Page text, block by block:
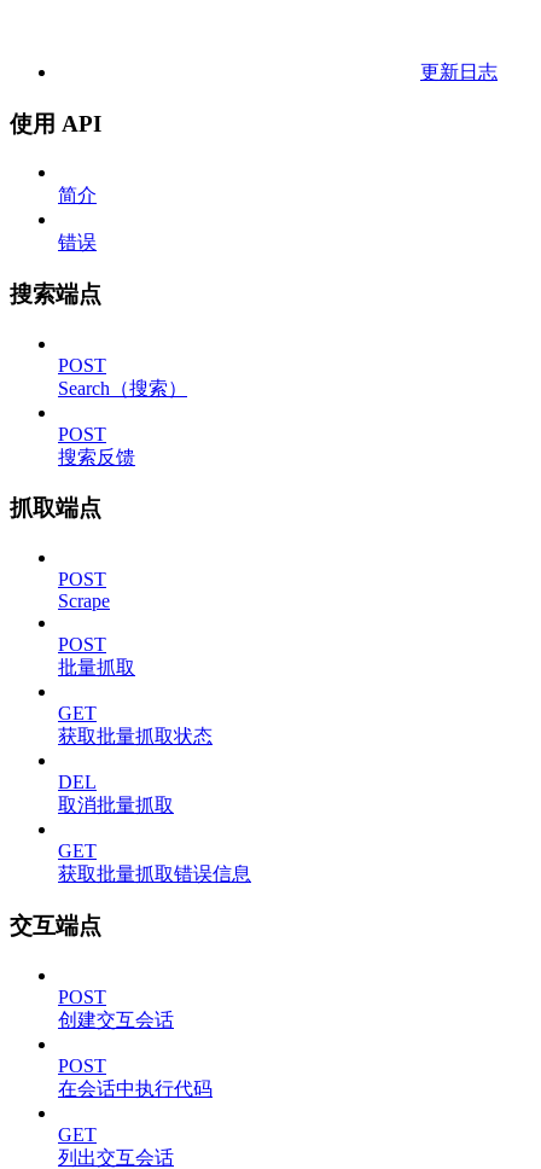
更新日志
使用 API
简介
错误
搜索端点
POST
Search（搜索）
POST
搜索反馈
抓取端点
POST
Scrape
POST
批量抓取
GET
获取批量抓取状态
DEL
取消批量抓取
GET
获取批量抓取错误信息
交互端点
POST
创建交互会话
POST
在会话中执行代码
GET
列出交互会话